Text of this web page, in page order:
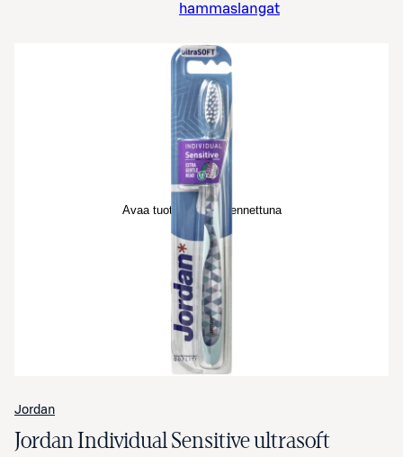
hammaslangat
Avaa tuotekuva suurennettuna
Jordan
Jordan Individual Sensitive ultrasoft